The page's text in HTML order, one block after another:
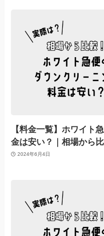
【料金一覧】ホワイト
金は安い？｜相場から比
2024年6月4日